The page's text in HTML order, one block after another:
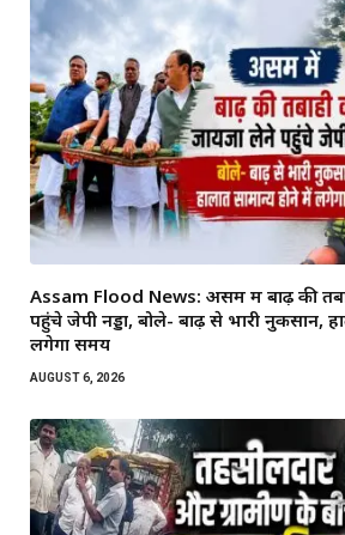
Assam Flood News: असम में बाढ़ की
पहुंचे जेपी नड्डा, बोले- बाढ़ से भारी नुकसान,
लगेगा समय
AUGUST 6, 2026